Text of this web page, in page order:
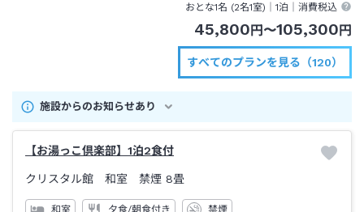
おとな1名 (2名1室)｜1泊 ｜消費税込
45,800円〜105,300円
すべてのプランを見る（120）
施設からのお知らせあり
【お湯っこ倶楽部】1泊2食付
クリスタル館 和室 禁煙 8畳
和室 夕食/朝食付き 禁煙